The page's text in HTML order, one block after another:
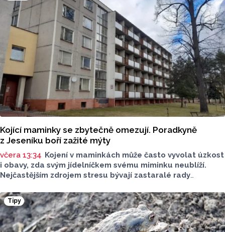
Kojící maminky se zbytečně omezují. Poradkyně
z Jeseníku boří zažité mýty
včera 13:34 Kojení v maminkách může často vyvolat úzkost
i obavy, zda svým jídelníčkem svému miminku neublíží.
Nejčastějším zdrojem stresu bývají zastaralé rady
se nadýmavým potravinám nebo preventivnímu vyřazování
alergenů. Mýty o stravě při kojení boří laktační poradkyně
z Jeseníku.
Tipy